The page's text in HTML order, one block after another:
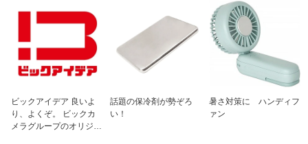
ビックアイデア 良いよ
り、よくぞ。 ビックカ
メラグループのオリジナ
話題の保冷剤が勢ぞろ
い！
暑さ対策に ハンディフ
ァン